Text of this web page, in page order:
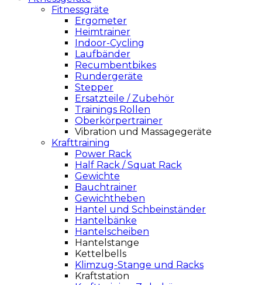
Fitnessgräte
Ergometer
Heimtrainer
Indoor-Cycling
Laufbänder
Recumbentbikes
Rundergeräte
Stepper
Ersatzteile / Zubehör
Trainings Rollen
Oberkörpertrainer
Vibration und Massagegeräte
Krafttraining
Power Rack
Half Rack / Squat Rack
Gewichte
Bauchtrainer
Gewichtheben
Hantel und Schbeinständer
Hantelbänke
Hantelscheiben
Hantelstange
Kettelbells
Klimzug-Stange und Racks
Kraftstation